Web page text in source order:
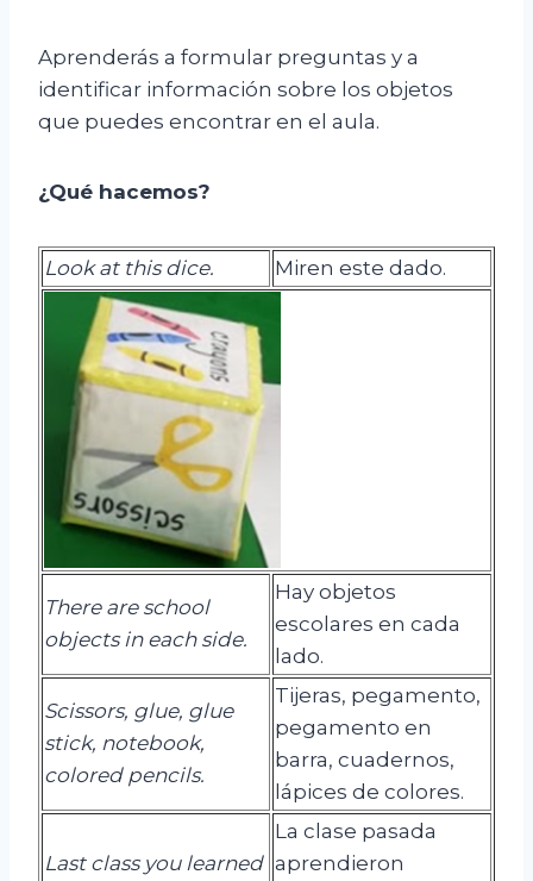
Aprenderás a formular preguntas y a
identificar información sobre los objetos
que puedes encontrar en el aula.
¿Qué hacemos?
Lookat thisdice. Miren este dado.
There are school
objects in each side.
Hay objetos
escolares en cada
lado.
Scissors, glue, glue
stick, notebook,
colored pencils.
Tijeras, pegamento,
pegamento en
barra, cuadernos,
lápices de colores.
Last class you learned
La clase pasada
aprendieron